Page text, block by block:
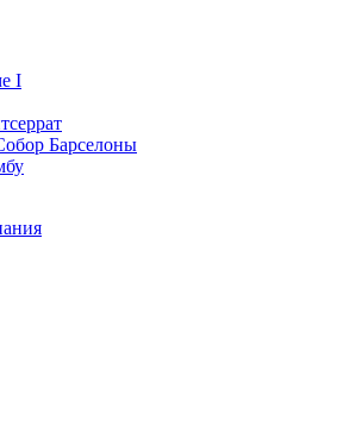
I
Барселоны